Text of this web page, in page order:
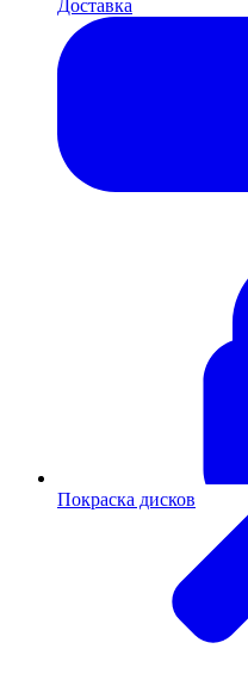
Доставка
Покраска дисков